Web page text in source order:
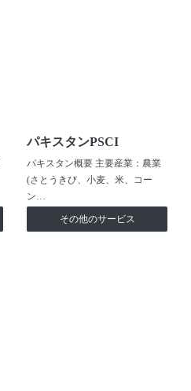
パキスタンPSCI
パキスタン概要 主要産業：農業
(さとうきび、小麦、米、コー
ン…
その他のサービス